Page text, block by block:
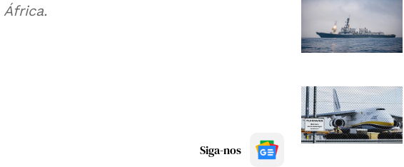
Siga-nos